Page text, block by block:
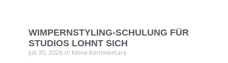
WIMPERNSTYLING-SCHULUNG FÜR
STUDIOS LOHNT SICH
Juli 30, 2026 Keine Kommentare